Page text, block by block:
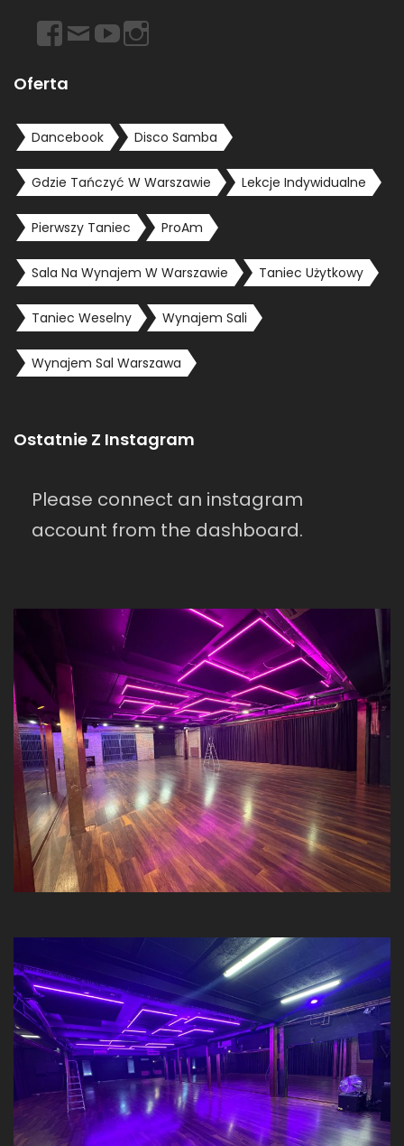
https://www.facebook.com/dancebookwarszawa
Emailhttps://www.youtube.com/user/dancebookpl
Oferta
Dancebook Disco Samba
Gdzie Tańczyć W Warszawie Lekcje Indywidualne
Pierwszy Taniec ProAm
Sala Na Wynajem W Warszawie Taniec Użytkowy
Taniec Weselny Wynajem Sali
Wynajem Sal Warszawa
Ostatnie Z Instagram
Please connect an instagram
account from the dashboard.